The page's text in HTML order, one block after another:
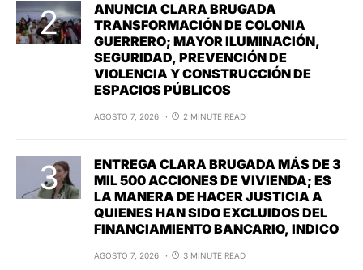
ANUNCIA CLARA BRUGADA
TRANSFORMACIÓN DE COLONIA
GUERRERO; MAYOR ILUMINACIÓN,
SEGURIDAD, PREVENCIÓN DE
VIOLENCIA Y CONSTRUCCIÓN DE
ESPACIOS PÚBLICOS
AGOSTO 7, 2026 2 MINUTE READ
ENTREGA CLARA BRUGADA MÁS DE 3
MIL 500 ACCIONES DE VIVIENDA; ES
LA MANERA DE HACER JUSTICIA A
QUIENES HAN SIDO EXCLUIDOS DEL
FINANCIAMIENTO BANCARIO, INDICO
AGOSTO 7, 2026 3 MINUTE READ